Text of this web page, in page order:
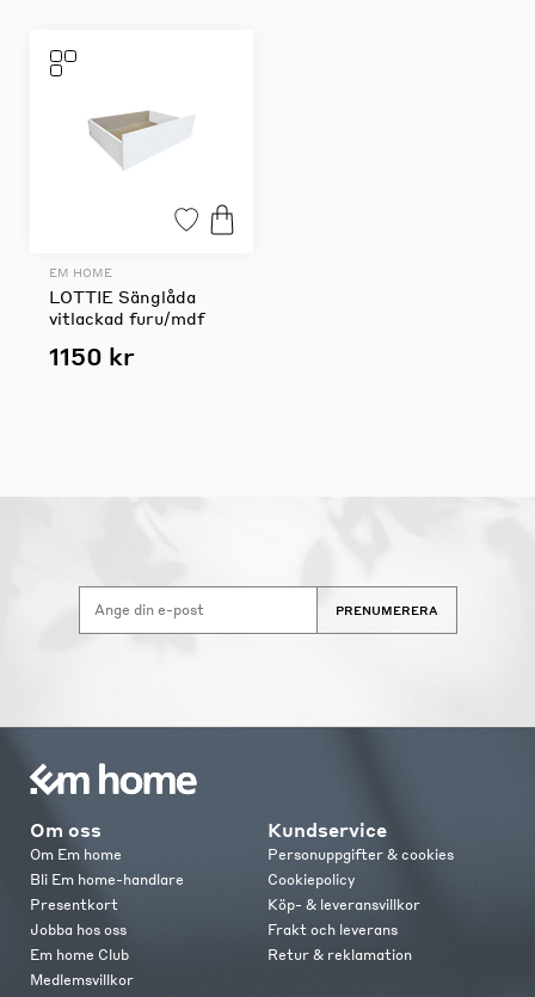
EM HOME
LOTTIE Sänglåda
vitlackad furu/mdf
1150 kr
PRENUMERERA
Om oss
Om Em home
Bli Em home-handlare
Presentkort
Jobba hos oss
Em home Club
Medlemsvillkor
Kundservice
Personuppgifter & cookies
Cookiepolicy
Köp- & leveransvillkor
Frakt och leverans
Retur & reklamation